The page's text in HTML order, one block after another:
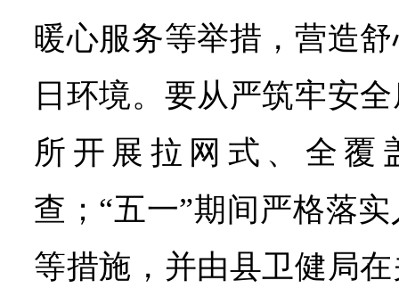
暖心服务等举措，营造
日环境。要从严筑牢安
所开展拉网式、全覆
查；“五一”期间严格落
等措施，并由县卫健局